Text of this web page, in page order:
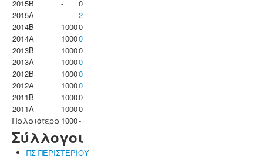
2015B
-
0
2015A
-
2
2014B
10000
2014A
10000
2013B
10000
2013A
10000
2012B
10000
2012A
10000
2011B
10000
2011A
10000
Παλαιότερα 1000-
Σύλλογοι
ΠΣ ΠΕΡΙΣΤΕΡΙΟΥ